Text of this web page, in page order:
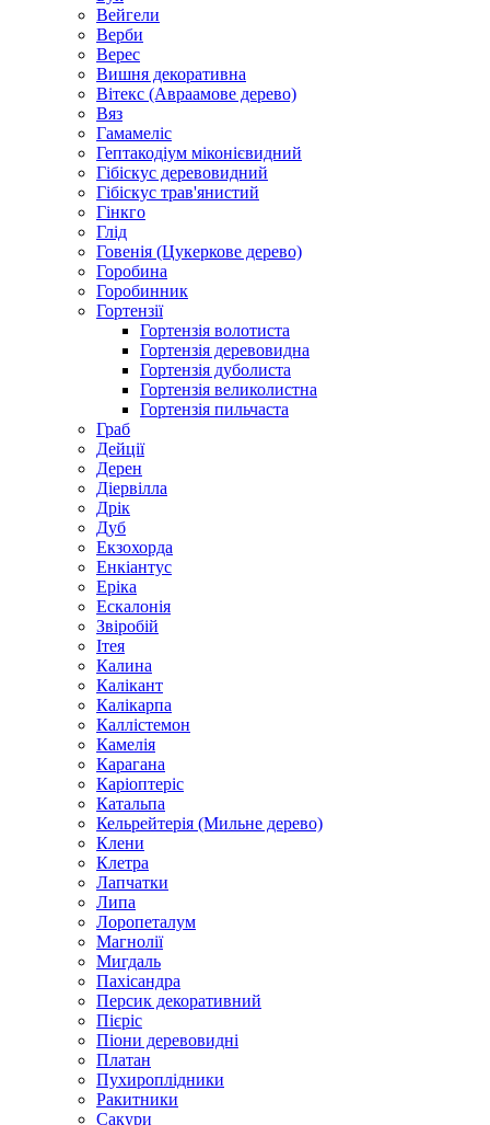
Вейгели
Верби
Верес
Вишня декоративна
Вітекс (Авраамове дерево)
Вяз
Гамамеліс
Гептакодіум міконієвидний
Гібіскус деревовидний
Гібіскус трав'янистий
Гінкго
Глід
Говенія (Цукеркове дерево)
Горобина
Горобинник
Гортензії
Гортензія волотиста
Гортензія деревовидна
Гортензія дуболиста
Гортензія великолистна
Гортензія пильчаста
Граб
Дейції
Дерен
Діервілла
Дрік
Дуб
Екзохорда
Енкіантус
Еріка
Ескалонія
Звіробій
Ітея
Калина
Калікант
Калікарпа
Каллістемон
Камелія
Карагана
Каріоптеріс
Катальпа
Кельрейтерія (Мильне дерево)
Клени
Клетра
Лапчатки
Липа
Лоропеталум
Магнолії
Мигдаль
Пахісандра
Персик декоративний
Пієріс
Піони деревовидні
Платан
Пухироплідники
Ракитники
Сакури